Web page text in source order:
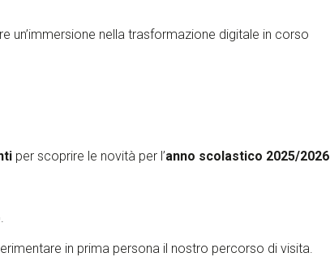
un’immersione nella trasformazione digitale in corso
per scoprire le novità per l’anno scolastico 2025/2026
in prima persona il nostro percorso di visita.